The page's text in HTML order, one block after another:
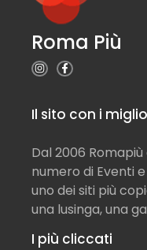
Roma Più
Il sito con i
Dal 2006
numero di Eventi
uno dei siti più
una lusinga, una
I più cliccati